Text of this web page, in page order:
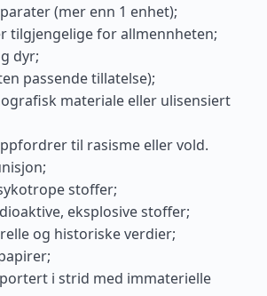
(mer enn 1 enhet);
tilgjengelige for allmennheten;
dyr;
passende tillatelse);
materiale eller ulisensiert
til rasisme eller vold.
stoffer;
eksplosive stoffer;
og historiske verdier;
i strid med immaterielle